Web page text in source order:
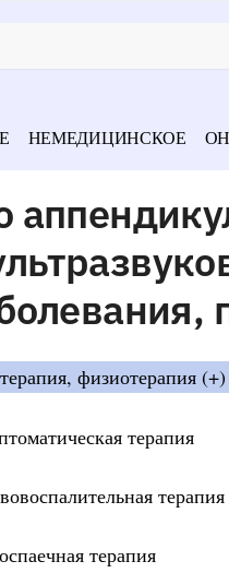
НЕМЕДИЦИНСКОЕ
физиотерапия (+)
терапия
терапия
терапия